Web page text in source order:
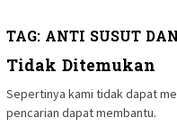
TAG: ANTI SUSUT
Tidak Ditemukan
Sepertinya kami tidak dapat
pencarian dapat membantu.